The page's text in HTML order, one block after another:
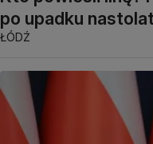
po upadku
ŁÓDŹ